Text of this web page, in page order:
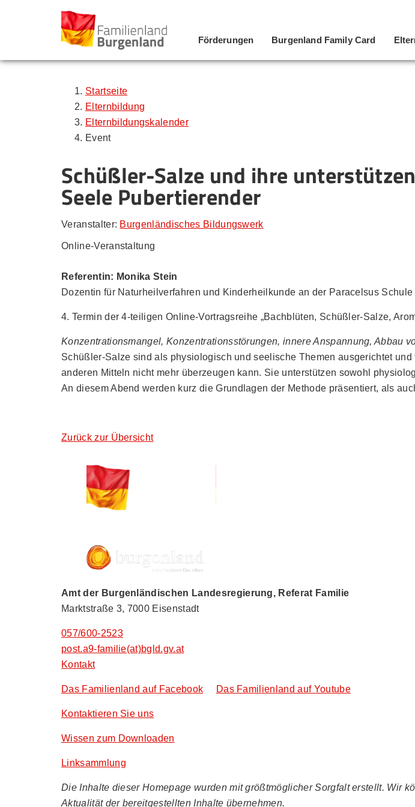
Zum Inhalt
Zum Menü
Förderungen Burgenland Family Card
Startseite
Elternbildung
Elternbildungskalender
Event
Schüßler-Salze und ihre
Seele Pubertierender
Veranstalter: Burgenländisches Bildungswerk
Online-Veranstaltung
Referentin: Monika Stein
Dozentin für Naturheilverfahren und Kinderheilkunde an der Paracelsus
4. Termin der 4-teiligen Online-Vortragsreihe „Bachblüten, Schüßler-Salze,
Konzentrationsmangel, Konzentrationsstörungen, innere Anspannung, Abbau
Schüßler-Salze sind als physiologisch und seelische Themen ausgerichtet
anderen Mitteln nicht mehr überzeugen kann. Sie unterstützen sowohl
An diesem Abend werden kurz die Grundlagen der Methode präsentiert, als
Zurück zur Übersicht
Amt der Burgenländischen Landesregierung, Referat Familie
Marktstraße 3, 7000 Eisenstadt
057/600-2523
post.a9-familie(at)bgld.gv.at
Kontakt
Das Familienland auf Facebook Das Familienland auf Youtube
Kontaktieren Sie uns
Wissen zum Downloaden
Linksammlung
Die Inhalte dieser Homepage wurden mit größtmöglicher Sorgfalt erstellt. Wir
Aktualität der bereitgestellten Inhalte übernehmen.